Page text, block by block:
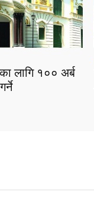
लागि १०० अर्ब